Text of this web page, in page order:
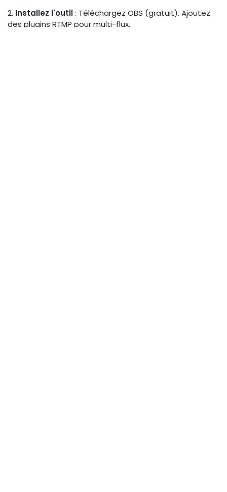
2. Installez l'outil: Téléchargez OBS (gratuit). Ajoutez
des plugins RTMP pour multi-flux.